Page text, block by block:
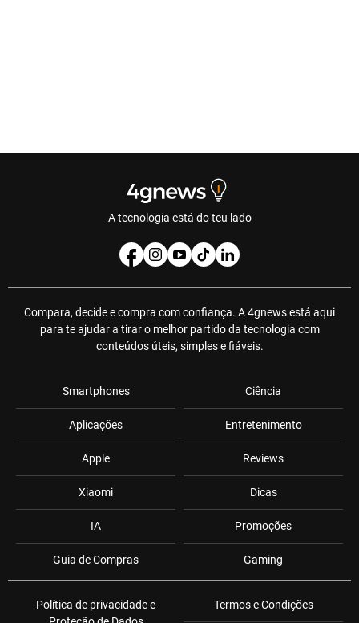
A tecnologia está do teu lado
Compara, decide e compra com confiança. A 4gnews está aqui
para te ajudar a tirar o melhor partido da tecnologia com
conteúdos úteis, simples e fiáveis.
Smartphones
Aplicações
Apple
Xiaomi
IA
Guia de Compras
Ciência
Entretenimento
Reviews
Dicas
Promoções
Gaming
Política de privacidade e
Termos e Condições